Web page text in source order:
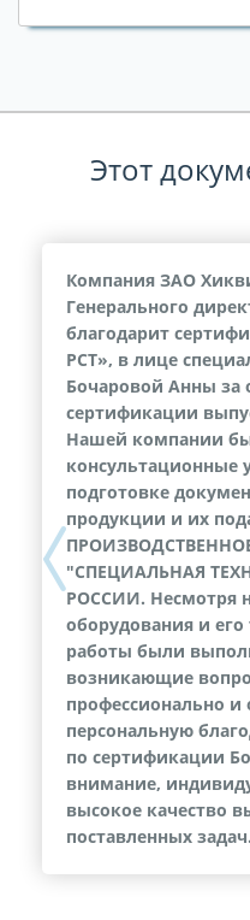
Этот
Компания ЗАО
Генерального
благодарит
РСТ», в лице
Бочаровой Анны за
сертификации
Нашей компании
консультационные
подготовке
продукции и их
"СПЕЦИАЛЬНАЯ
РОССИИ. Несмотря
оборудования и
работы были
возникающие
профессионально
персональную
по сертификации
внимание,
высокое качество
поставленных задач.